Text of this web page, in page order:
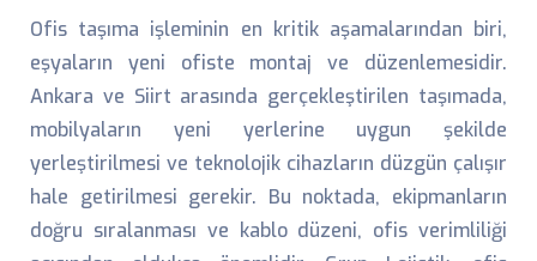
Ofis taşıma işleminin en kritik aşamalarından biri,
eşyaların yeni ofiste montaj ve düzenlemesidir.
Ankara ve Siirt arasında gerçekleştirilen taşımada,
mobilyaların yeni yerlerine uygun şekilde
yerleştirilmesi ve teknolojik cihazların düzgün çalışır
hale getirilmesi gerekir. Bu noktada, ekipmanların
doğru sıralanması ve kablo düzeni, ofis verimliliği